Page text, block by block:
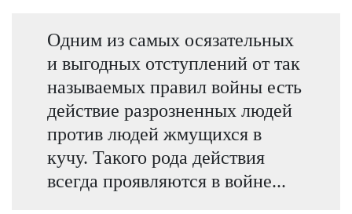
Одним из самых осязательных
и выгодных отступлений от так
называемых правил войны есть
действие разрозненных людей
против людей жмущихся в
кучу. Такого рода действия
всегда проявляются в войне...